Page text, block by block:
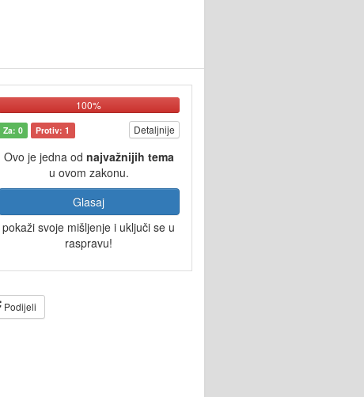
100%
Za: 0 Protiv: 1 Detaljnije
Ovo je jedna od najvažnijih tema
u ovom zakonu.
Glasaj
pokaži svoje mišljenje i uključi se u
raspravu!
Podijeli